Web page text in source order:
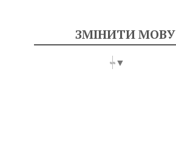
ЗМІНИТИ МОВУ
▼